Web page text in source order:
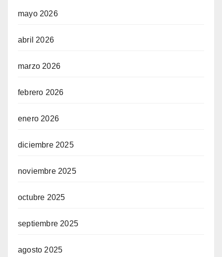
mayo 2026
abril 2026
marzo 2026
febrero 2026
enero 2026
diciembre 2025
noviembre 2025
octubre 2025
septiembre 2025
agosto 2025